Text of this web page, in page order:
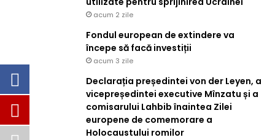
acum 2 zile
Fondul european de extindere va
începe să facă investiții
acum 3 zile
Declarația președintei von der Leyen, a
vicepreședintei executive Mînzatu și a
comisarului Lahbib înaintea Zilei
europene de comemorare a
Holocaustului romilor